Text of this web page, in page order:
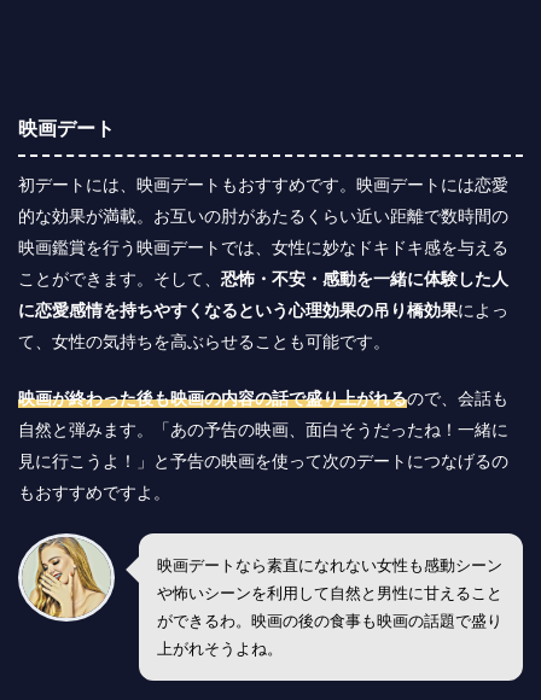
映画デート
初デートには、映画デートもおすすめです。映画デートには恋愛
的な効果が満載。お互いの肘があたるくらい近い距離で数時間の
映画鑑賞を行う映画デートでは、女性に妙なドキドキ感を与える
ことができます。そして、 恐怖・不安・感動を一緒に体験した人
に恋愛感情を持ちやすくなるという心理効果の吊り橋効果によっ
て、女性の気持ちを高ぶらせることも可能です。
映画が終わった後も映画の内容の話で盛り上がれるので、会話も
自然と弾みます。「あの予告の映画、面白そうだったね！一緒に
見に行こうよ！」と予告の映画を使って次のデートにつなげるの
もおすすめですよ。
映画デートなら素直になれない女性も感動シーン
や怖いシーンを利用して自然と男性に甘えること
ができるわ。映画の後の食事も映画の話題で盛り
上がれそうよね。